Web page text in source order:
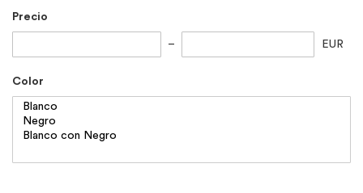
Precio
EUR
Color